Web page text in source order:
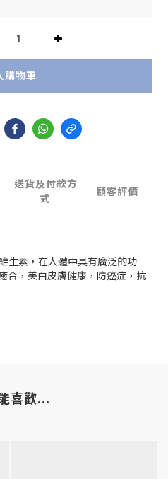
購物車
送貨及付款方
式
顧客評價
生素，在人體中具有廣泛的功
合，美白皮膚健康，防癌症，抗
喜歡...